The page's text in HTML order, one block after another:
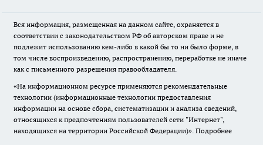
Вся информация, размещенная на данном сайте, охраняется в
соответствии с законодательством РФ об авторском праве и не
подлежит использованию кем-либо в какой бы то ни было форме, в
том числе воспроизведению, распространению, переработке не иначе
как с письменного разрешения правообладателя.
«На информационном ресурсе применяются рекомендательные
технологии (информационные технологии предоставления
информации на основе сбора, систематизации и анализа сведений,
относящихся к предпочтениям пользователей сети "Интернет",
находящихся на территории Российской Федерации)». Подробнее